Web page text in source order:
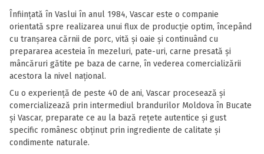
Înființată în Vaslui în anul 1984, Vascar este o companie
orientată spre realizarea unui flux de producție optim, începând
cu tranșarea cărnii de porc, vită și oaie și continuând cu
prepararea acesteia în mezeluri, pate-uri, carne presată și
mâncăruri gătite pe baza de carne, în vederea comercializării
acestora la nivel național.
Cu o experiență de peste 40 de ani, Vascar procesează și
comercializează prin intermediul brandurilor Moldova în Bucate
și Vascar, preparate ce au la bază rețete autentice și gust
specific românesc obținut prin ingrediente de calitate și
condimente naturale.